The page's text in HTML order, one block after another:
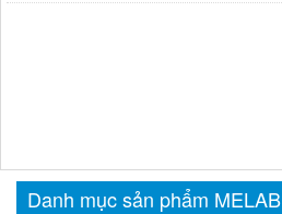
Danh mục sản phẩm MELAB